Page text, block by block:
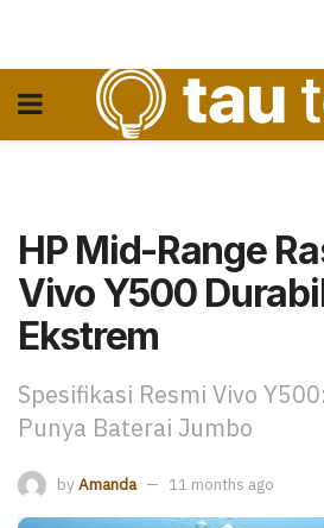
HP Mid-Range
Vivo Y500
Ekstrem
Spesifikasi Resmi Vivo
Punya Baterai Jumbo
by Amanda 11 months ago